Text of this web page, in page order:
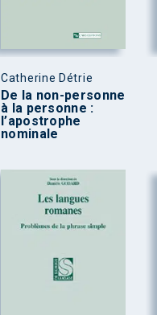
Catherine Détrie
De la non-personne
à la personne :
l’apostrophe
nominale